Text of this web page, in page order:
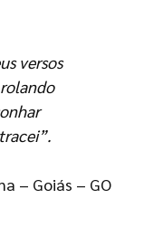
versos
– Goiás – GO